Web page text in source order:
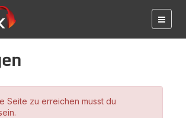
Seite zu erreichen musst du